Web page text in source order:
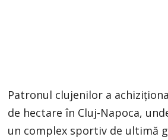
Patronul clujenilor a
de hectare în Cluj-Napoca,
un complex sportiv de ultimă